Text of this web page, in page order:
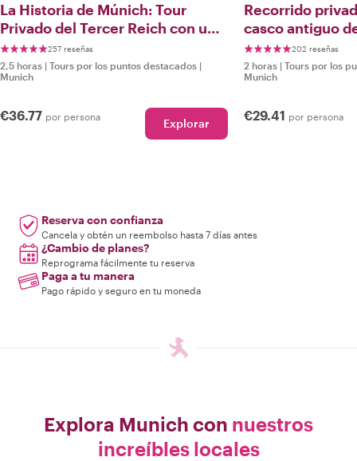
La Historia de Múnich: Tour
Privado del Tercer Reich con un
Experto Local
257 reseñas
2,5 horas | Tours por los puntos destacados |
Munich
€36.77 por persona Explorar
Recorrido
casco antiguo
202 reseñas
2 horas | Tours por los
Munich
€29.41 por persona
Reserva con confianza
Cancela y obtén un reembolso hasta 7 días antes
¿Cambio de planes?
Reprograma fácilmente tu reserva
Paga a tu manera
Pago rápido y seguro en tu moneda
Explora Munich con nuestros
increíbles locales